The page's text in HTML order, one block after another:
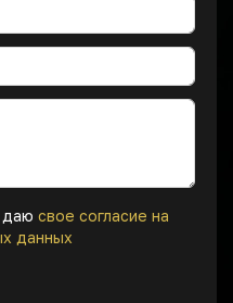
даю свое согласие на
данных